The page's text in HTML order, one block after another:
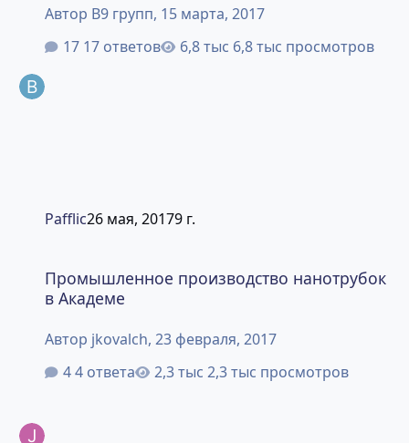
Автор B9 групп, 15 марта, 2017
17 ответов
6,8 тыс просмотров
Pafflic26 мая, 20179 г.
Промышленное производство нанотрубок
в Академе
Автор jkovalch, 23 февраля, 2017
4 ответа
2,3 тыс просмотров